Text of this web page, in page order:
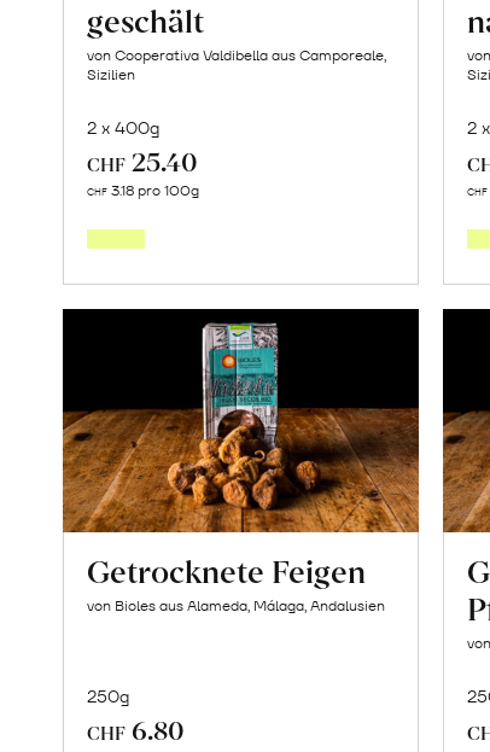
geschält
von Cooperativa Valdibella aus Camporeale,
Sizilien
2 x 400g
CHF 25.40
CHF 3.18 pro 100g
2
CHF
Getrocknete Feigen
von Bioles aus Alameda, Málaga, Andalusien
250g
CHF 6.80